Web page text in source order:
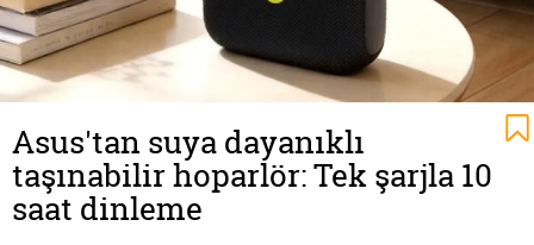
Asus'tan suya dayanıklı
taşınabilir hoparlör: Tek şarjla 10
saat dinleme